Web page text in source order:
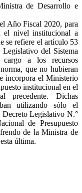
de Desarrollo e
Año Fiscal 2020, para
el nivel institucional a
se refiere el artículo 53
del Sistema
cargo a los recursos
que no hubieran
incorpora el Ministerio
institucional en el
Dichas
utilizando sólo el
Decreto Legislativo N.°
de Presupuesto
de la Ministra de
última.